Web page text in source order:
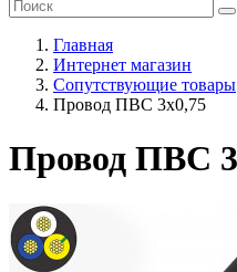
Главная
Интернет магазин
Сопутствующие товары
Провод ПВС 3х0,75
Провод ПВС